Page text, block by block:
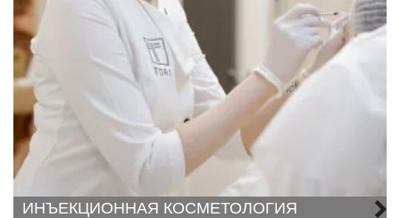
ИНЪЕКЦИОННАЯ КОСМЕТОЛОГИЯ